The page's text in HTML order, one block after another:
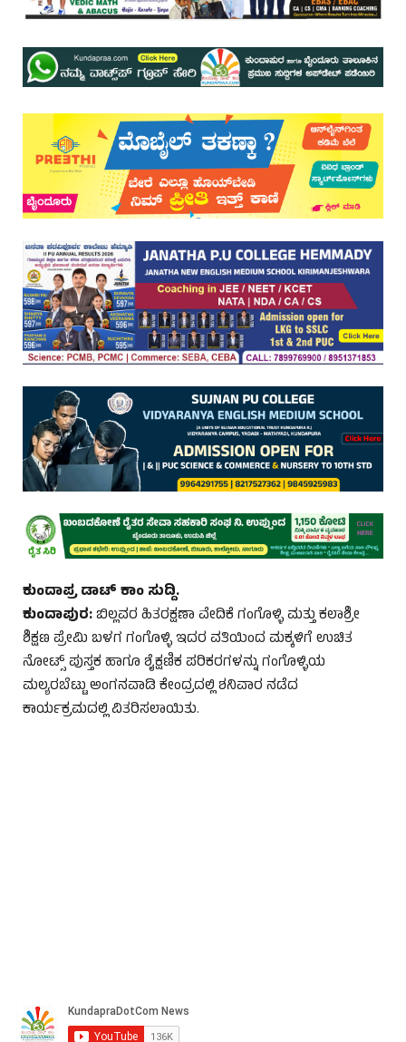
ಕುಂದಾಪ್ರ ಡಾಟ್‌ ಕಾಂ ಸುದ್ದಿ.
ಕುಂದಾಪುರ:ಬಿಲ್ಲವರ ಹಿತರಕ್ಷಣಾ ವೇದಿಕೆ ಗಂಗೊಳ್ಳಿ ಮತ್ತು ಕಲಾಶ್ರೀ
ಶಿಕ್ಷಣ ಪ್ರೇಮಿ ಬಳಗ ಗಂಗೊಳ್ಳಿ ಇದರ ವತಿಯಿಂದ ಮಕ್ಕಳಿಗೆ ಉಚಿತ
ನೋಟ್ಸ್ ಪುಸ್ತಕ ಹಾಗೂ ಶೈಕ್ಷಣಿಕ ಪರಿಕರಗಳನ್ನು ಗಂಗೊಳ್ಳಿಯ
ಮಲ್ಯರಬೆಟ್ಟು ಅಂಗನವಾಡಿ ಕೇಂದ್ರದಲ್ಲಿ ಶನಿವಾರ ನಡೆದ
ಕಾರ್ಯಕ್ರಮದಲ್ಲಿ ವಿತರಿಸಲಾಯಿತು.